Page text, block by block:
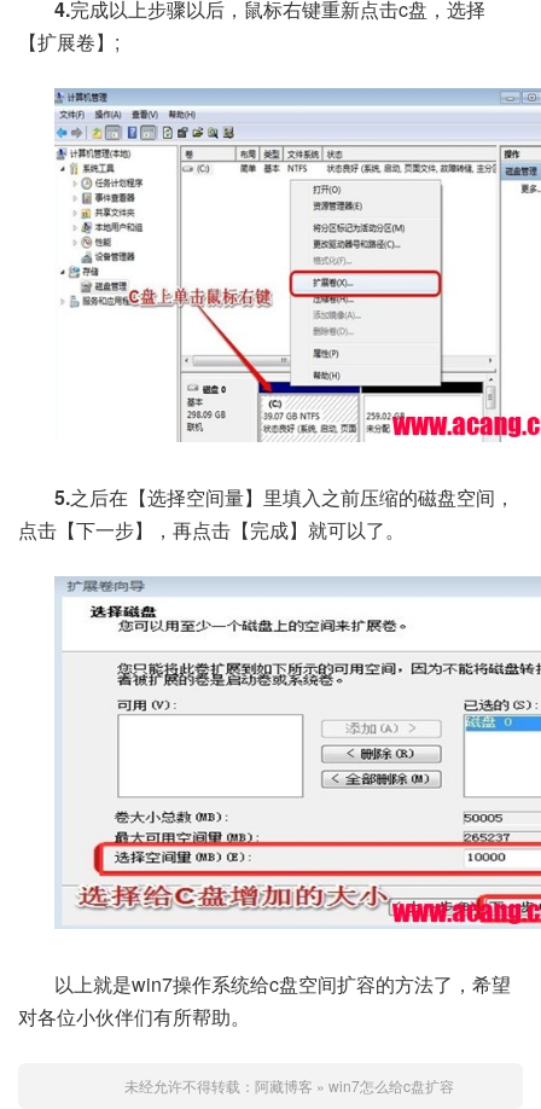
4.完成以上步骤以后，鼠标右键重新点击c盘，选择
【扩展卷】;
5.之后在【选择空间量】里填入之前压缩的磁盘空间，
点击【下一步】，再点击【完成】就可以了。
以上就是win7操作系统给c盘空间扩容的方法了，希望
对各位小伙伴们有所帮助。
未经允许不得转载： 阿藏博客 » win7怎么给c盘扩容